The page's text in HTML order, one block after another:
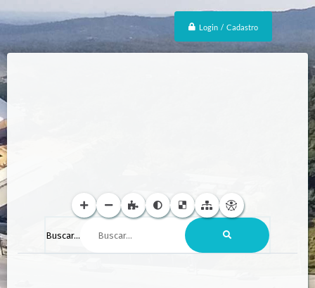
Login / Cadastro
Buscar...